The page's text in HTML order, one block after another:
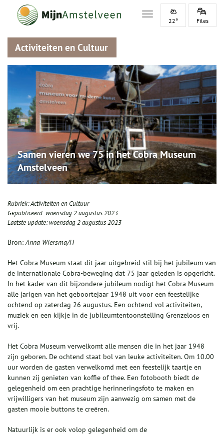
Toggle navigation
22° Files
Activiteiten en Cultuur
Samen vieren we 75 in het Cobra Museum
Amstelveen
Rubriek:Activiteiten en Cultuur
Gepubliceerd:woensdag 2 augustus 2023
Laatste update:woensdag 2 augustus 2023
Bron:Anna Wiersma/H
Het Cobra Museum staat dit jaar uitgebreid stil bij het jubileum van
de internationale Cobra-beweging dat 75 jaar geleden is opgericht.
In het kader van dit bijzondere jubileum nodigt het Cobra Museum
alle jarigen van het geboortejaar 1948 uit voor een feestelijke
ochtend op zaterdag 26 augustus. Een ochtend vol activiteiten,
muziek en een kijkje in de jubileumtentoonstelling Grenzeloos en
vrij.
Het Cobra Museum verwelkomt alle mensen die in het jaar 1948
zijn geboren. De ochtend staat bol van leuke activiteiten. Om 10.00
uur worden de gasten verwelkomd met een feestelijk taartje en
kunnen zij genieten van koffie of thee. Een fotobooth biedt de
gelegenheid om een prachtige herinneringsfoto te maken en
vrijwilligers van het museum zijn aanwezig om samen met de
gasten mooie buttons te creëren.
Natuurlijk is er ook volop gelegenheid om de